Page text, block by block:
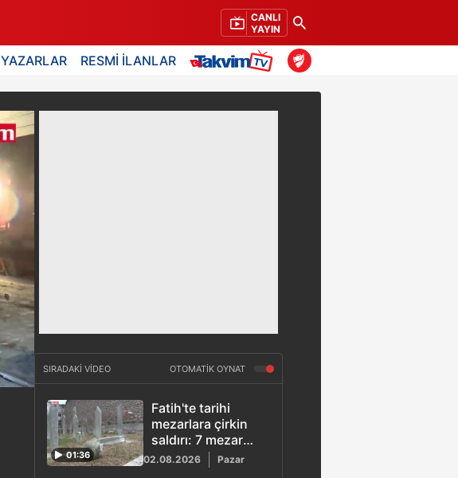
CANLI
YAYIN
YAZARLAR RESMİ İLANLAR
SIRADAKİ VİDEO OTOMATİK OYNAT
01:36
Fatih'te tarihi
mezarlara çirkin
saldırı: 7 mezar
taşını kırarak kaçtı
02.08.2026 Pazar